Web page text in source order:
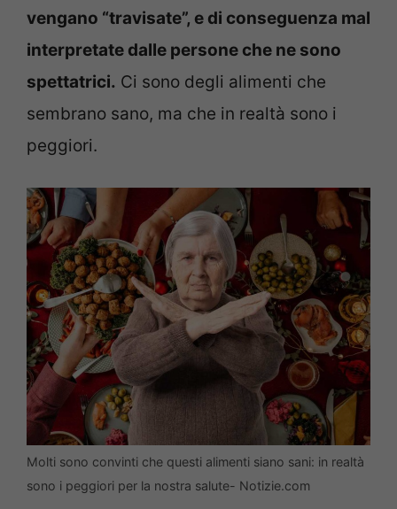
vengano “travisate”, e di conseguenza mal
interpretate dalle persone che ne sono
spettatrici. Ci sono degli alimenti che
sembrano sano, ma che in realtà sono i
peggiori.
Molti sono convinti che questi alimenti siano sani: in realtà
sono i peggiori per la nostra salute- Notizie.com